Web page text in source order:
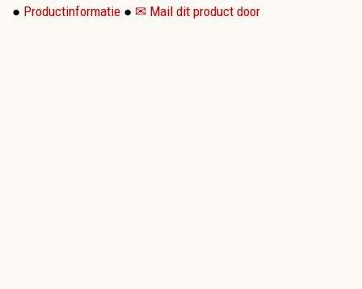
● Productinformatie ● ✉ Mail dit product door